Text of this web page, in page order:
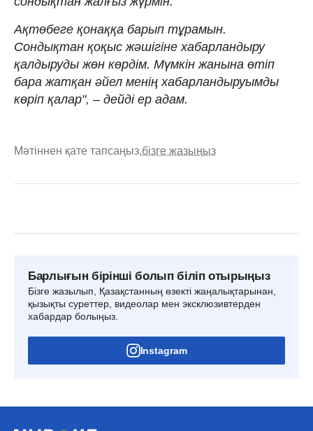
Ақтөбеге қонаққа барып тұрамын.
Сондықтан қоқыс жәшігіне хабарландыру
қалдыруды жөн көрдім. Мүмкін жанына өтіп
бара жатқан әйел менің хабарландыруымды
көріп қалар", – дейді ер адам.
Мәтіннен қате тапсаңыз,бізге жазыңыз
Барлығын бірінші болып біліп отырыңыз
Бізге жазылып, Қазақстанның өзекті жаңалықтарынан,
қызықты суреттер, видеолар мен эксклюзивтерден
хабардар болыңыз.
Instagram